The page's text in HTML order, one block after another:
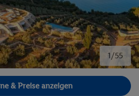
1/55
& Preise anzeigen